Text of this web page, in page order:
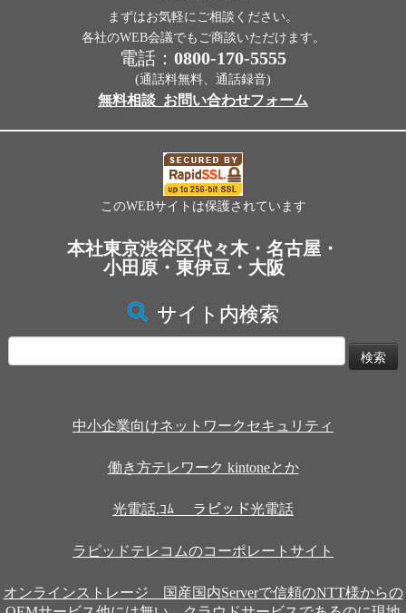
まずはお気軽にご相談ください。
各社のWEB会議でもご商談いただけます。
電話： 0800-170-5555
(通話料無料、通話録音)
無料相談_お問い合わせフォーム
このWEBサイトは保護されています
本社東京渋谷区代々木・名古屋・
小田原・東伊豆・大阪
サイト内検索
索:
中小企業向けネットワークセキュリティ
働き方テレワーク kintoneとか
光電話.ｺﾑ ラピッド光電話
ラピッドテレコムのコーポレートサイト
オンラインストレージ 国産国内Serverで信頼のNTT様からの